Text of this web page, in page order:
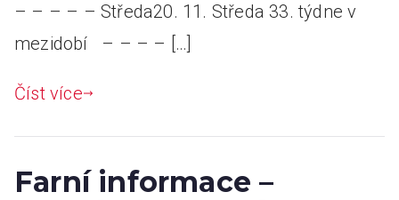
– – – – – Středa20. 11. Středa 33. týdne v
mezidobí – – – – […]
Číst více
Farní informace –